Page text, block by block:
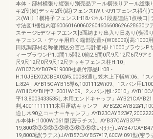
本体・部材横張り縦張り別売品アール横張りアール総張
キ2段(嶺)デッキ2段(縦)フェンスIW:い091フェンス得付)
ス(Wil〕1横格子フェンスIH18パネル1段差連結1点検口￨
寸法図1梱包内容600601600602604606608626628630フ
ステージEデツキフエンス]3面納まり出入り日あり(横張
キフェンス・デッキ用扉く端部設置>(W06009)]高:1000
田既調部材名称使用区分言己与計価格H:1000ブラウンP
ィーブラウンP1.0間1.5問2.0簡2.5間0尺9尺12尺6尺9ア
尺9尺12尺0尺9尺12尺チッキフェンス柱H:10」
AYB07CAYB07¥919008柱取付部品H:08・
H:10JBEX02CBEX02¥5.00088通し笠木上下犠W:06、1ス
L:824」AYB15CAYB15導6,1001112Wi09、1スパン用L100
AYBllCAYBll半7=2001W:09、2スパン用L:2010」
平13.8003433535し木用エンドキャッフ」AYB21CAYB21
判,40011111111木用運結キャンフ」
通し木90立コーナーキャンフ」
ル本体H:1000W:061型(密ラチス)」AYB37CAYB37平
19,800③③③③③③⑥③⑥③⑥③いけた)JAYB47CAYB47
19,8003型(ラテス)JAYB57CAYB57¥17,600W:091型(密ラ